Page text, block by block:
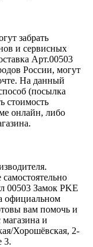
забрать
и сервисных
Арт.00503
России, могут
На данный
(посылка
стоимость
онлайн, либо
00503 Замок PKE
официальном
вам помочь и
и
Хорошёвская, 2-
3.